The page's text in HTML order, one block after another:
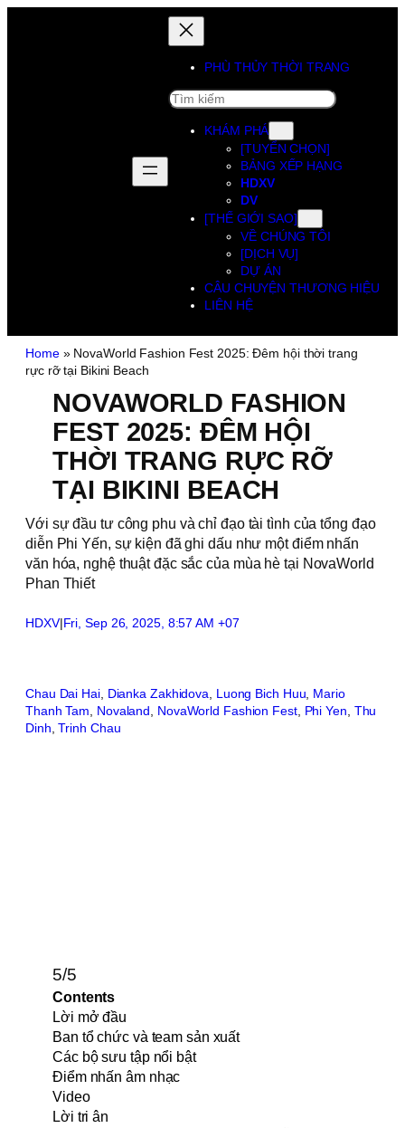
PHÙ THỦY THỜI TRANG
SEARCH
KHÁM PHÁ
[TUYỂN CHỌN]
BẢNG XẾP HẠNG
HDXV
DV
[THẾ GIỚI SAO]
VỀ CHÚNG TÔI
[DỊCH VỤ]
DỰ ÁN
CÂU CHUYỆN THƯƠNG HIỆU
LIÊN HỆ
Home» NovaWorld Fashion Fest 2025: Đêm hội thời trang
rực rỡ tại Bikini Beach
NOVAWORLD FASHION
FEST 2025: ĐÊM HỘI
THỜI TRANG RỰC RỠ
TẠI BIKINI BEACH
Với sự đầu tư công phu và chỉ đạo tài tình của tổng đạo
diễn Phi Yến, sự kiện đã ghi dấu như một điểm nhấn
văn hóa, nghệ thuật đặc sắc của mùa hè tại NovaWorld
Phan Thiết
HDXV|Fri, Sep 26, 2025, 8:57 AM +07
Chau Dai Hai, Dianka Zakhidova Luong Bich Huu Mario
Thanh Tam
Novaland NovaWorld Fashion Fest, Phi Yen Thu
Dinh , Trinh Chau
5/5
Contents
Lời mở đầu
Ban tổ chức và team sản xuất
Các bộ sưu tập nổi bật
Điểm nhấn âm nhạc
Video
Lời tri ân